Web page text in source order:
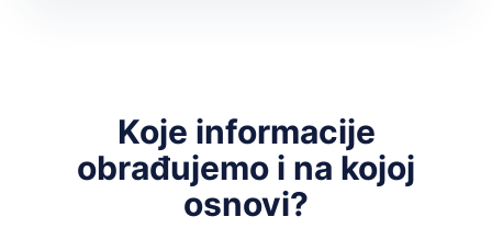
Koje informacije
obrađujemo i na kojoj
osnovi?